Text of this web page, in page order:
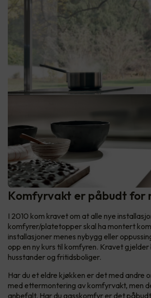
Komfyrvakt er påbudt for
I 2010 kom kravet om at alle nye
komfyrer/platetopper skal ha montert
installasjoner menes nybygg eller
opp en ny kurs til komfyren. Kravet
husstander og fritidsboliger.
Har du et eldre kjøkken er det med andre
med ettermontering av komfyrvakt, men
anbefalt. Har du gasskomfyr er det